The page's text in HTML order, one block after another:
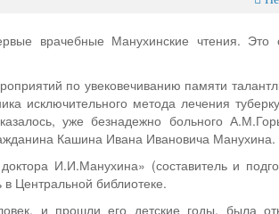
врачебные Манухинские чтения. Это
по увековечиванию памяти
исключительного метода лечения
уже безнадежно больного
Кашина Ивана Ивановича Манухина.
И.И.Манухина» (составитель и
Центральной библиотеке.
и прошли его детские годы, была